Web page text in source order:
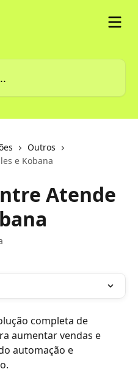
Outros
e Kobana
Atende
completa de
aumentar vendas e
automação e